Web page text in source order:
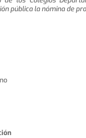
pública la nómina de